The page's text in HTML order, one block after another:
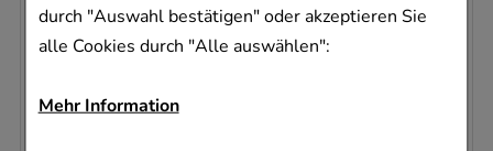
durch "Auswahl bestätigen" oder akzeptieren Sie
alle Cookies durch "Alle auswählen":
Mehr Information
APIS BELLADONNA Globuli velati